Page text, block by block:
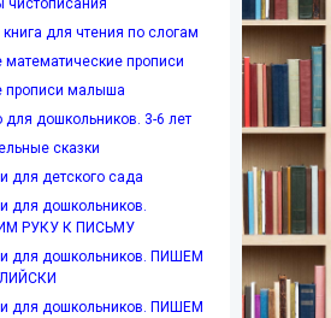
чистописания
книга для чтения по слогам
математические прописи
прописи малыша
для дошкольников. 3-6 лет
сказки
для детского сада
для дошкольников.
РУКУ К ПИСЬМУ
для дошкольников. ПИШЕМ
для дошкольников. ПИШЕМ